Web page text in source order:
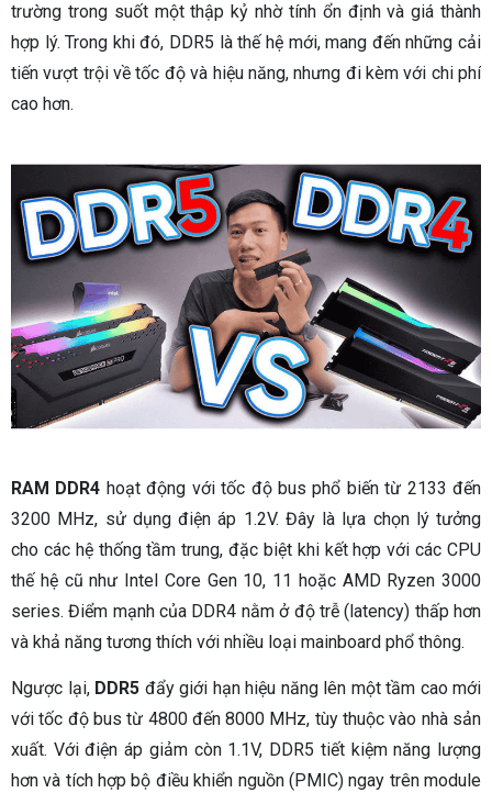
trường trong suốt một thập kỷ nhờ tính ổn định và giá thành
hợp lý. Trong khi đó, DDR5 là thế hệ mới, mang đến những cải
tiến vượt trội về tốc độ và hiệu năng, nhưng đi kèm với chi phí
cao hơn.
RAM DDR4 hoạt động với tốc độ bus phổ biến từ 2133 đến
3200 MHz, sử dụng điện áp 1.2V. Đây là lựa chọn lý tưởng
cho các hệ thống tầm trung, đặc biệt khi kết hợp với các CPU
thế hệ cũ như Intel Core Gen 10, 11 hoặc AMD Ryzen 3000
series. Điểm mạnh của DDR4 nằm ở độ trễ (latency) thấp hơn
và khả năng tương thích với nhiều loại mainboard phổ thông.
Ngược lại, DDR5 đẩy giới hạn hiệu năng lên một tầm cao mới
với tốc độ bus từ 4800 đến 8000 MHz, tùy thuộc vào nhà sản
xuất. Với điện áp giảm còn 1.1V, DDR5 tiết kiệm năng lượng
hơn và tích hợp bộ điều khiển nguồn (PMIC) ngay trên module